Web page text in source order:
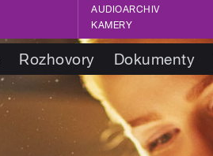
AUDIOARCHIV
KAMERY
Rozhovory Dokumenty